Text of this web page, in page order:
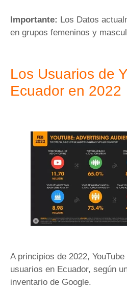
Importante: Los Datos
en grupos femeninos y
Los Usuarios de
Ecuador en 2022
A principios de 2022,
usuarios en Ecuador, según
inventario de Google.